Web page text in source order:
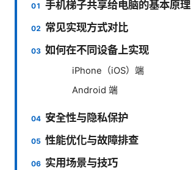
手机梯子共享给电脑的基本原理
常见实现方式对比
如何在不同设备上实现
iPhone（iOS）端
Android 端
安全性与隐私保护
性能优化与故障排查
实用场景与技巧